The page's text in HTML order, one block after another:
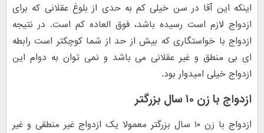
اینکه این آقا در سن خیلی کم به حدی از بلوغ عقلانی که برای
ازدواج لازم است رسیده باشد، فوق العاده کم است. در نتیجه
ازدواج با خواستگاری که بیش از حد از شما کوچکتر است رابطه
ای بی منطق و غیر عقلانی می باشد و نمی توان به دوام این
ازدواج خیلی امیدوار بود.
ازدواج با زن ۱۰ سال بزرگتر
ازدواج با زن ۱۰ سال بزرگتر معمولا یک ازدواج غیر منطقی و غیر